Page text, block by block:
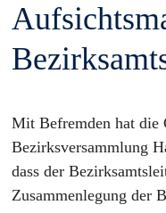
Mit Befremden hat
Bezirksversammlung
dass der
Zusammenlegung der